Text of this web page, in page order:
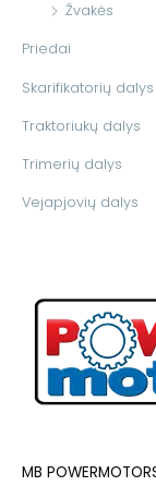
Žvakės
Priedai
Skarifikatorių dalys
Traktoriukų dalys
Trimerių dalys
Vejapjovių dalys
MB